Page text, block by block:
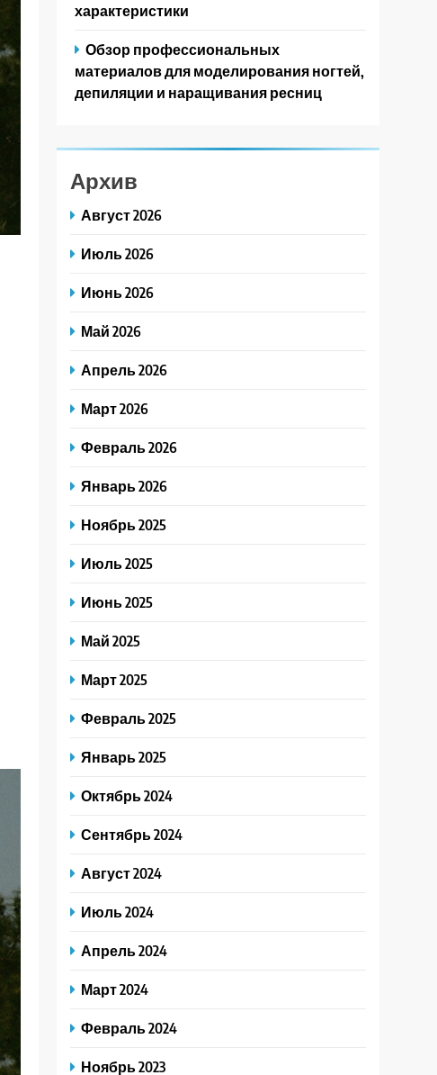
характеристики
Обзор профессиональных
материалов для моделирования ногтей,
депиляции и наращивания ресниц
Архив
Август 2026
Июль 2026
Июнь 2026
Май 2026
Апрель 2026
Март 2026
Февраль 2026
Январь 2026
Ноябрь 2025
Июль 2025
Июнь 2025
Май 2025
Март 2025
Февраль 2025
Январь 2025
Октябрь 2024
Сентябрь 2024
Август 2024
Июль 2024
Апрель 2024
Март 2024
Февраль 2024
Ноябрь 2023